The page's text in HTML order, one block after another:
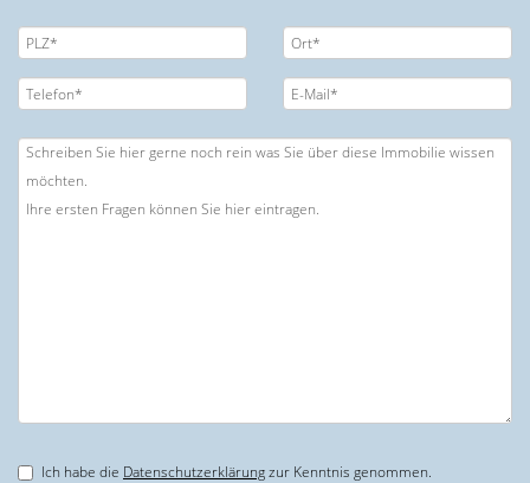
Ich habe die Datenschutzerklärungzur Kenntnis genommen.